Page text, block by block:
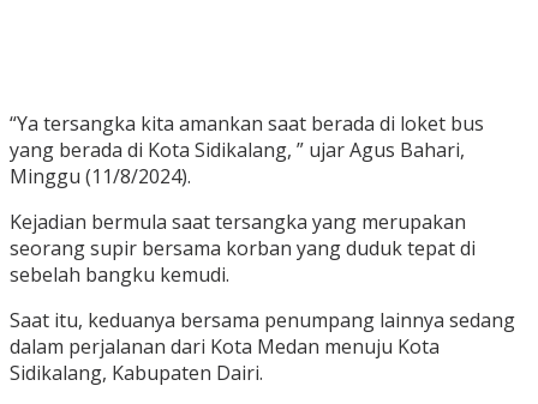
“Ya tersangka kita amankan saat berada di loket bus
yang berada di Kota Sidikalang, ” ujar Agus Bahari,
Minggu (11/8/2024).
Kejadian bermula saat tersangka yang merupakan
seorang supir bersama korban yang duduk tepat di
sebelah bangku kemudi.
Saat itu, keduanya bersama penumpang lainnya sedang
dalam perjalanan dari Kota Medan menuju Kota
Sidikalang, Kabupaten Dairi.